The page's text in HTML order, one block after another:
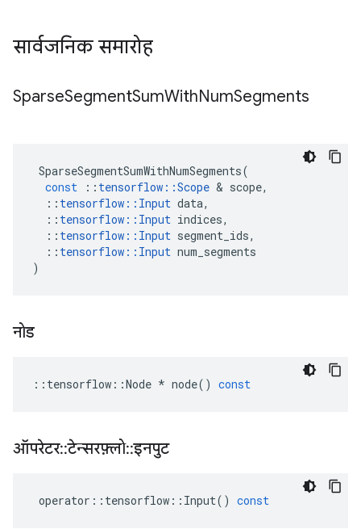
सार्वजनिक समारोह
SparseSegmentSumWithNumSegments
SparseSegmentSumWithNumSegments(
const
:: tensorflow ::Scope & scope,
:: tensorflow :: Input data,
:: tensorflow :: Input indices,
:: tensorflow :: Input segment_ids,
:: tensorflow :: Input num_segments
)
नोड
:: tensorflow ::Node * node() const
ऑपरेटर::टेन्सरफ़्लो::इनपुट
operator :: tensorflow :: Input() const